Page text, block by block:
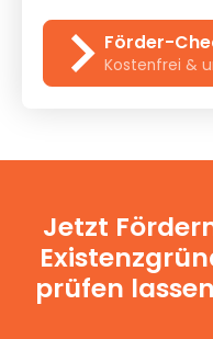
Förder-
Kostenfrei &
Jetzt
prüfen